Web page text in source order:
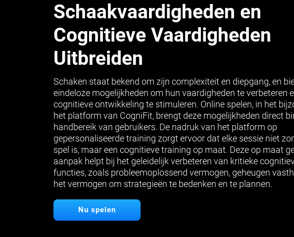
Schaakvaardigheden en
Cognitieve Vaardigheden
Uitbreiden
Schaken staat bekend om zijn complexiteit en diepgang, en
eindeloze mogelijkheden om hun vaardigheden te verbeteren
cognitieve ontwikkeling te stimuleren. Online spelen, in het
het platform van CogniFit, brengt deze mogelijkheden direct
handbereik van gebruikers. De nadruk van het platform op
gepersonaliseerde training zorgt ervoor dat elke sessie niet
spel is, maar een cognitieve training op maat. Deze op maat
aanpak helpt bij het geleidelijk verbeteren van kritieke
functies, zoals probleemoplossend vermogen, geheugen
het vermogen om strategieën te bedenken en te plannen.
Nu spelen